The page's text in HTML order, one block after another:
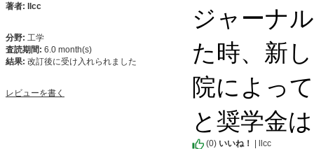
著者: llcc
分野: 工学
査読期間: 6.0 month(s)
結果: 改訂後に受け入れられました
レビューを書く
ジャーナ
た時、新
院によっ
と奨学金
(0) いいね！ | llcc